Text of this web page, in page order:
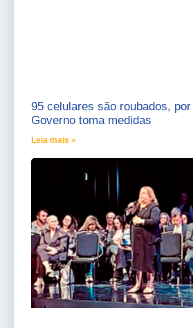
95 celulares são roubados,
Governo toma medidas
Leia mais »